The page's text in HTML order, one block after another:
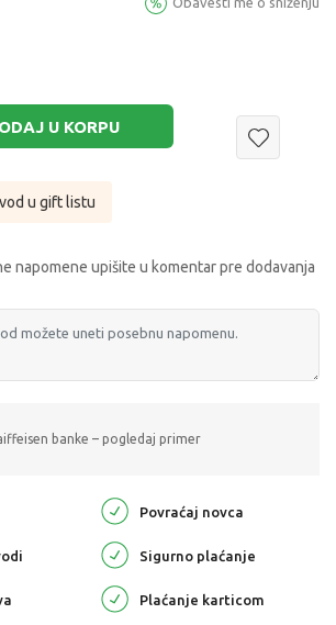
U KORPU
u gift listu
napomene upišite u komentar pre dodavanja
banke – pogledaj primer
Povraćaj novca
Sigurno plaćanje
Plaćanje karticom